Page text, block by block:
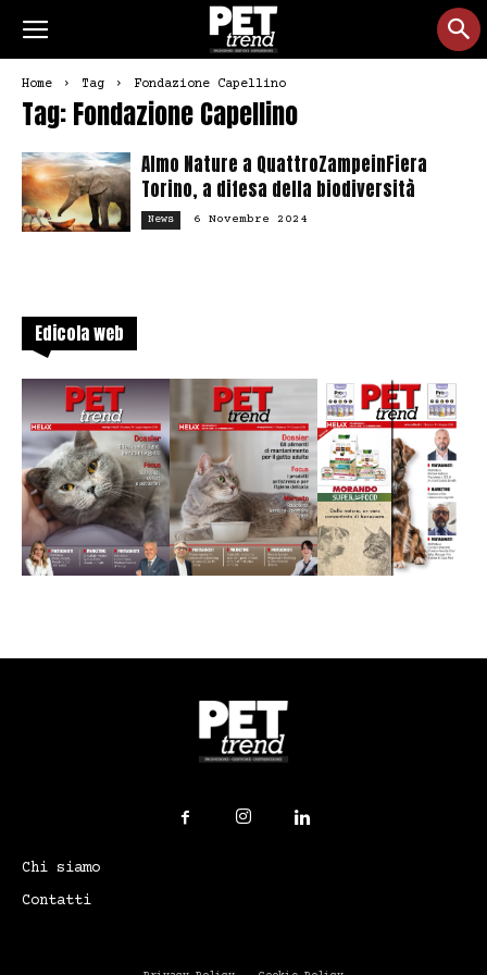
Home Tag Fondazione Capellino
Tag: Fondazione Capellino
Almo Nature a QuattroZampeinFiera
Torino, a difesa della biodiversità
News 6 Novembre 2024
Edicola web
Chi siamo
Contatti